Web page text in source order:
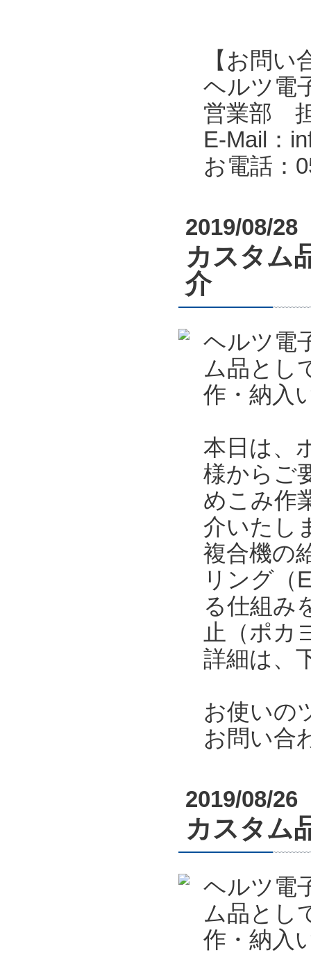
【お問い
ヘルツ電
営業部
E-Mail：
お電話：
2019/08/28
カスタム
介
ヘルツ電
ム品とし
作・納入
本日は、
様からご
めこみ作
介いたし
複合機の
リング（
る仕組み
止（ポカ
詳細は、
お使いの
お問い合
2019/08/26
カスタム
ヘルツ電
ム品とし
作・納入